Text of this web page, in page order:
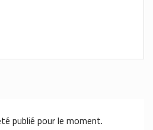
publié pour le moment.